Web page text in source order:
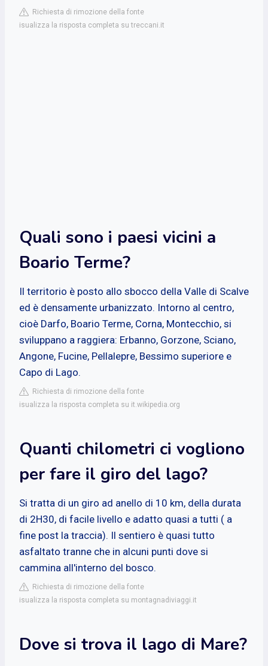
Richiesta di rimozione della fonte
isualizza la risposta completa su treccani.it
Quali sono i paesi vicini a
Boario Terme?
Il territorio è posto allo sbocco della Valle di Scalve
ed è densamente urbanizzato. Intorno al centro,
cioè Darfo, Boario Terme, Corna, Montecchio, si
sviluppano a raggiera: Erbanno, Gorzone, Sciano,
Angone, Fucine, Pellalepre, Bessimo superiore e
Capo di Lago.
Richiesta di rimozione della fonte
isualizza la risposta completa su it.wikipedia.org
Quanti chilometri ci vogliono
per fare il giro del lago?
Si tratta di un giro ad anello di 10 km, della durata
di 2H30, di facile livello e adatto quasi a tutti ( a
fine post la traccia). Il sentiero è quasi tutto
asfaltato tranne che in alcuni punti dove si
cammina all'interno del bosco.
Richiesta di rimozione della fonte
isualizza la risposta completa su montagnadiviaggi.it
Dove si trova il lago di Mare?